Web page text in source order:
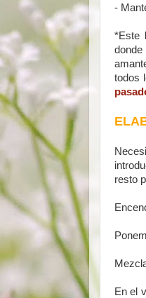
-
*Este
todos
resto
En el